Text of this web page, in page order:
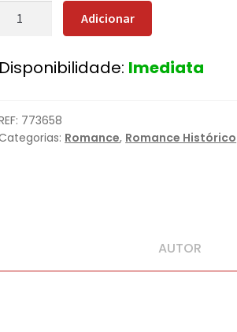
Quantidade
Império
Adicionar
Disponibilidade: Imediata
773658
Romance, Romance Histórico
AUTOR